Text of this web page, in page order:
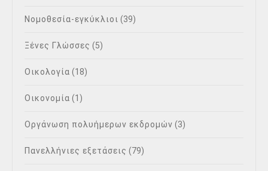
Νομοθεσία-εγκύκλιοι (39)
Ξένες Γλώσσες (5)
Οικολογία (18)
Οικονομία (1)
Οργάνωση πολυήμερων εκδρομών (3)
Πανελλήνιες εξετάσεις (79)